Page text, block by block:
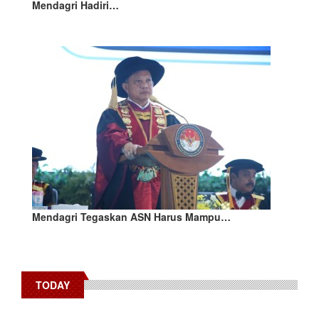
Mendagri Hadiri…
Mendagri Tegaskan ASN Harus Mampu…
TODAY